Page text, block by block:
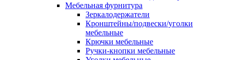
Мебельная фурнитура
Зеркалодержатели
Кронштейны/подвески/уголки
мебельные
Крючки мебельные
Ручки-кнопки мебельные